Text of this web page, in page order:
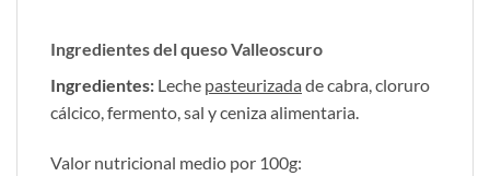
Ingredientes del queso Valleoscuro
Ingredientes: Leche pasteurizada de cabra, cloruro
cálcico, fermento, sal y ceniza alimentaria.
Valor nutricional medio por 100g: